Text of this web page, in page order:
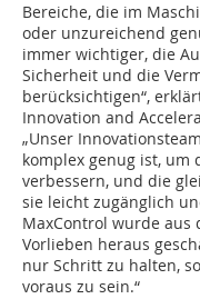
Bereiche, die im
oder unzureichend
immer wichtiger, die
Sicherheit und die
berücksichtigen“,
Innovation and
„Unser
komplex genug ist, um
verbessern, und die
sie leicht zugänglich
MaxControl wurde
Vorlieben heraus
nur Schritt zu halten,
voraus zu sein.“